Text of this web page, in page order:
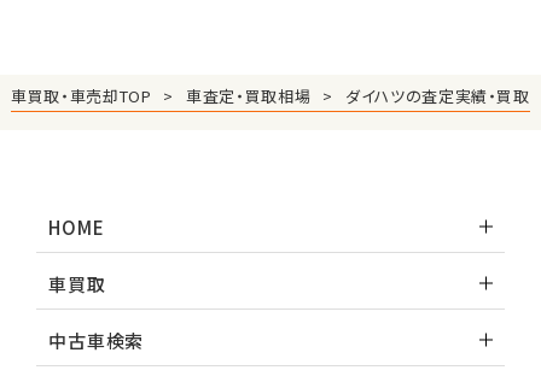
車買取・車売却TOP 車査定・買取相場 ダイハツの査定実績・買取
HOME
車買取
中古車検索